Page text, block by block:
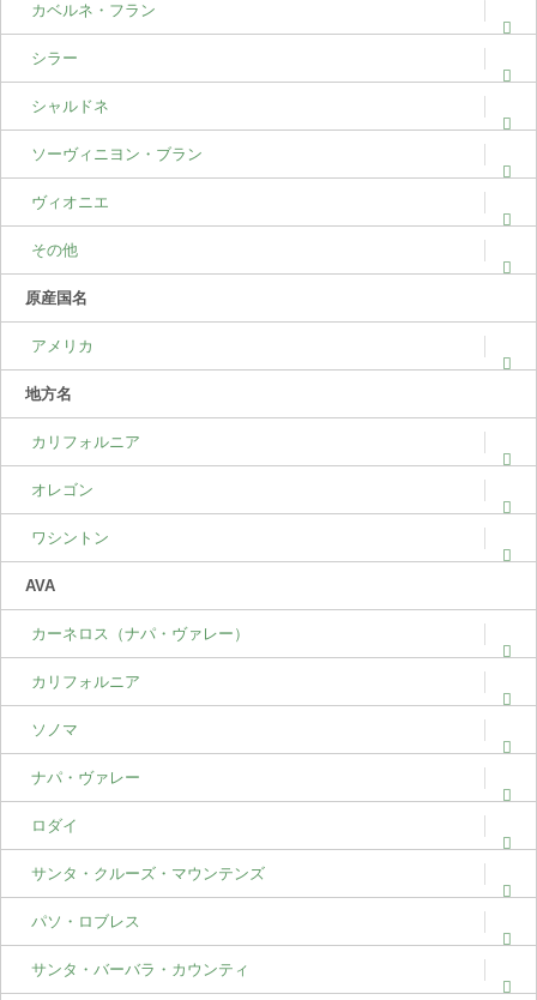
カベルネ・フラン
シラー
シャルドネ
ソーヴィニヨン・ブラン
ヴィオニエ
その他
原産国名
アメリカ
地方名
カリフォルニア
オレゴン
ワシントン
AVA
カーネロス（ナパ・ヴァレー）
カリフォルニア
ソノマ
ナパ・ヴァレー
ロダイ
サンタ・クルーズ・マウンテンズ
パソ・ロブレス
サンタ・バーバラ・カウンティ